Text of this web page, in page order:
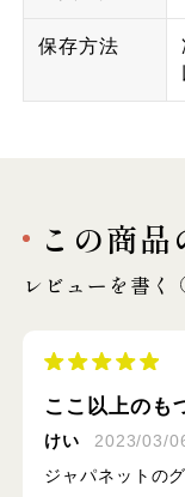
保存方法
この商
レビューを書く
ここ以上のも
けい
2023/03/
ジャパネットの